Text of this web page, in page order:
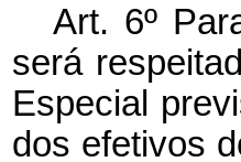
Art. 6º
será
Especial
dos efetivos